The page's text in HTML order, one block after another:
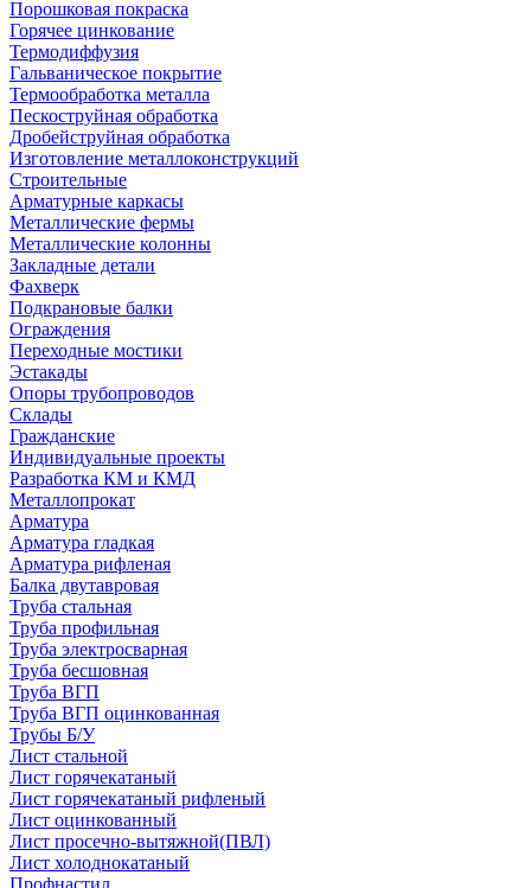
Порошковая покраска
Горячее цинкование
Термодиффузия
Гальваническое покрытие
Термообработка металла
Пескоструйная обработка
Дробейструйная обработка
Изготовление металлоконструкций
Строительные
Арматурные каркасы
Металлические фермы
Металлические колонны
Закладные детали
Фахверк
Подкрановые балки
Ограждения
Переходные мостики
Эстакады
Опоры трубопроводов
Склады
Гражданские
Индивидуальные проекты
Разработка КМ и КМД
Металлопрокат
Арматура
Арматура гладкая
Арматура рифленая
Балка двутавровая
Труба стальная
Труба профильная
Труба электросварная
Труба бесшовная
Труба ВГП
Труба ВГП оцинкованная
Трубы Б/У
Лист стальной
Лист горячекатаный
Лист горячекатаный рифленый
Лист оцинкованный
Лист просечно-вытяжной(ПВЛ)
Лист холоднокатаный
Профнастил